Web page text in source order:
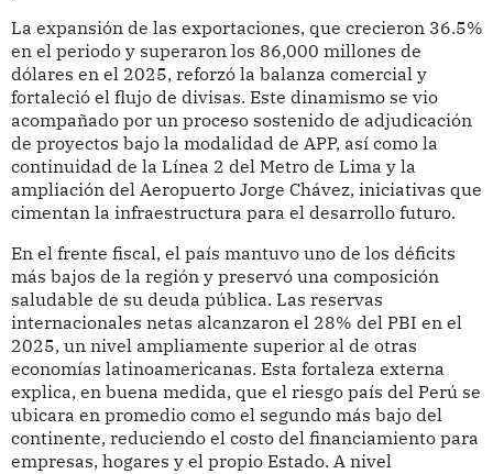
La expansión de las exportaciones, que crecieron 36.5%
en el periodo y superaron los 86,000 millones de
dólares en el 2025, reforzó la balanza comercial y
fortaleció el flujo de divisas. Este dinamismo se vio
acompañado por un proceso sostenido de adjudicación
de proyectos bajo la modalidad de APP, así como la
continuidad de la Línea 2 del Metro de Lima y la
ampliación del Aeropuerto Jorge Chávez, iniciativas que
cimentan la infraestructura para el desarrollo futuro.
En el frente fiscal, el país mantuvo uno de los déficits
más bajos de la región y preservó una composición
saludable de su deuda pública. Las reservas
internacionales netas alcanzaron el 28% del PBI en el
2025, un nivel ampliamente superior al de otras
economías latinoamericanas. Esta fortaleza externa
explica, en buena medida, que el riesgo país del Perú se
ubicara en promedio como el segundo más bajo del
continente, reduciendo el costo del financiamiento para
empresas, hogares y el propio Estado. A nivel